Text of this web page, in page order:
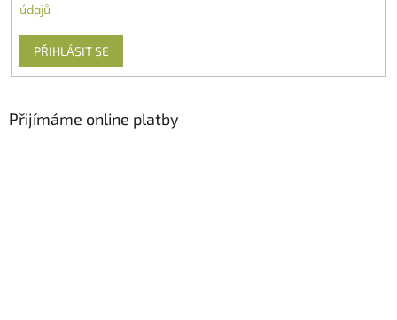
údajů
PŘIHLÁSIT SE
Přijímáme online platby